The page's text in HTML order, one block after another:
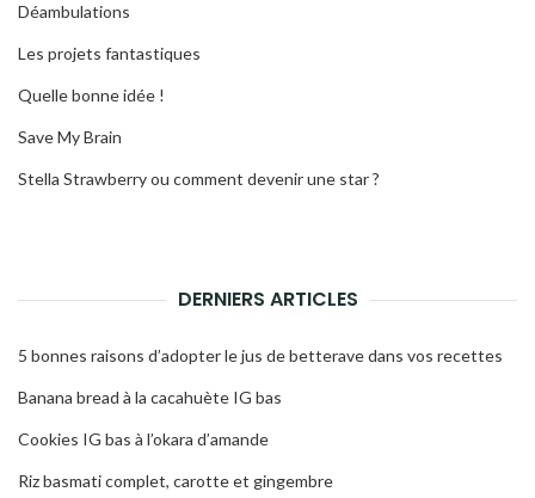
Déambulations
Les projets fantastiques
Quelle bonne idée !
Save My Brain
Stella Strawberry ou comment devenir une star ?
DERNIERS ARTICLES
5 bonnes raisons d’adopter le jus de betterave dans vos recettes
Banana bread à la cacahuète IG bas
Cookies IG bas à l’okara d’amande
Riz basmati complet, carotte et gingembre